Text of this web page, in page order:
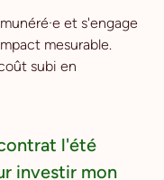
et s'engage
mesurable.
subi en
l'été
investir mon